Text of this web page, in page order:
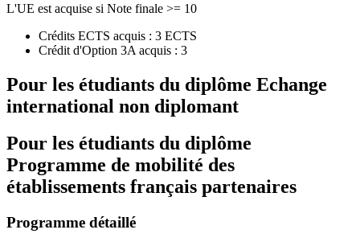
L'UE est acquise si Note finale >= 10
Crédits ECTS acquis : 3 ECTS
Crédit d'Option 3A acquis : 3
Pour les étudiants du diplôme Echange
international non diplomant
Pour les étudiants du diplôme
Programme de mobilité des
établissements français partenaires
Programme détaillé